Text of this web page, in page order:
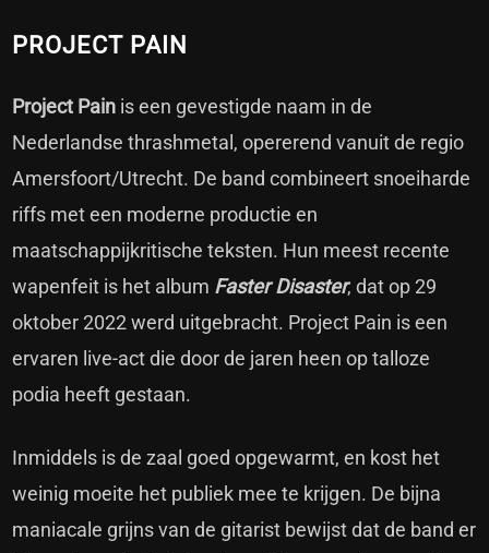
PROJECT PAIN
Project Pain is een gevestigde naam in de
Nederlandse thrashmetal, opererend vanuit de regio
Amersfoort/Utrecht. De band combineert snoeiharde
riffs met een moderne productie en
maatschappijkritische teksten. Hun meest recente
wapenfeit is het album Faster Disaster, dat op 29
oktober 2022 werd uitgebracht. Project Pain is een
ervaren live-act die door de jaren heen op talloze
podia heeft gestaan.
Inmiddels is de zaal goed opgewarmt, en kost het
weinig moeite het publiek mee te krijgen. De bijna
maniacale grijns van de gitarist bewijst dat de band er